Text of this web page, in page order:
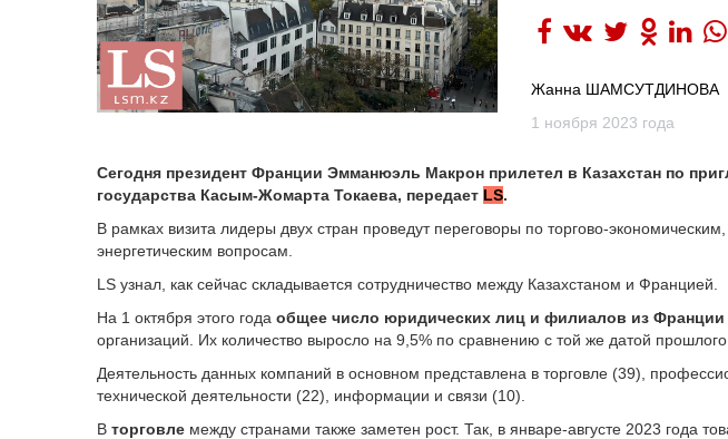
Жанна ШАМСУТДИНОВА
1 ноября 2023 года
Сегодня президент Франции Эмманюэль Макрон прилетел в Казахстан по
государства Касым-Жомарта Токаева, передает LS.
В рамках визита лидеры двух стран проведут переговоры по торгово-
энергетическим вопросам.
LS узнал, как сейчас складывается сотрудничество между Казахстаном и Францией.
На 1 октября этого года общее число юридических лиц и филиалов из Франции
организаций. Их количество выросло на 9,5% по сравнению с той же датой прошлого
Деятельность данных компаний в основном представлена в торговле (39),
технической деятельности (22), информации и связи (10).
В торговле между странами также заметен рост. Так, в январе-августе 2023 года